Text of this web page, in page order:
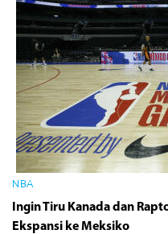
NBA
Ingin Tiru Kanada dan
Ekspansi ke Meksiko